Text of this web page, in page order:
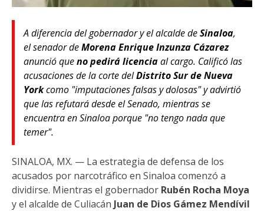
A diferencia del gobernador y el alcalde deSinaloa,
el senador deMorenaEnrique Inzunza Cázarez
anunció queno pedirá licenciaal cargo. Calificó las
acusaciones de la corte delDistrito Sur de Nueva
Yorkcomo "imputaciones falsas y dolosas" y advirtió
que las refutará desde el Senado, mientras se
encuentra en Sinaloa porque "no tengo nada que
temer".
SINALOA, MX. — La estrategia de defensa de los
acusados por narcotráfico en Sinaloa comenzó a
dividirse. Mientras el gobernador Rubén Rocha Moya
y el alcalde de Culiacán Juan de Dios Gámez Mendívil